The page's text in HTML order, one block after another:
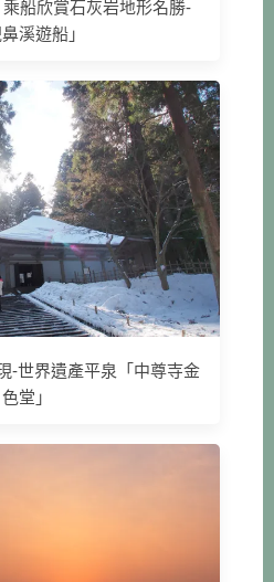
船欣賞石灰岩地形名勝-
鼻溪遊船」
-世界遺產平泉「中尊寺金
色堂」